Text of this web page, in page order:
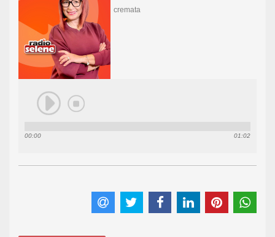
00:00 01:02
cremata